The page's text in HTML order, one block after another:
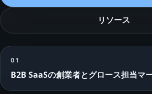
リソース
01
B2B SaaSの創業者とグロース担当マ